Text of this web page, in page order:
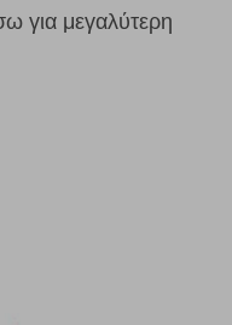
για μεγαλύτερη